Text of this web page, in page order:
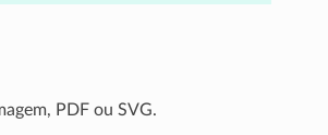
PDF ou SVG.